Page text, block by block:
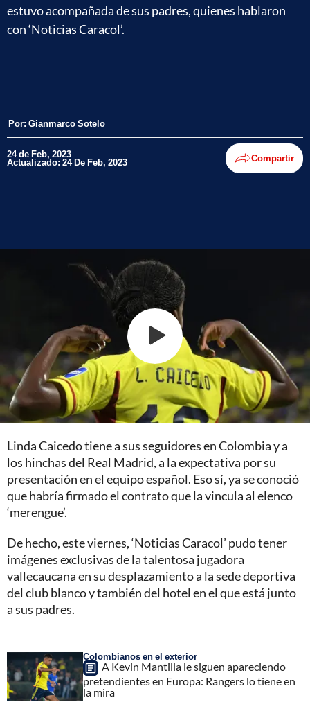
estuvo acompañada de sus padres, quienes hablaron
con ‘Noticias Caracol’.
Por: Gianmarco Sotelo
24 de Feb, 2023
Actualizado: 24 De Feb, 2023 Compartir
Linda Caicedo tiene a sus seguidores en Colombia y a
los hinchas del Real Madrid, a la expectativa por su
presentación en el equipo español. Eso sí, ya se conoció
que habría firmado el contrato que la vincula al elenco
‘merengue’.
De hecho, este viernes, ‘Noticias Caracol’ pudo tener
imágenes exclusivas de la talentosa jugadora
vallecaucana en su desplazamiento a la sede deportiva
del club blanco y también del hotel en el que está junto
a sus padres.
Colombianos en el exterior
A Kevin Mantilla le siguen apareciendo
pretendientes en Europa: Rangers lo tiene en
la mira